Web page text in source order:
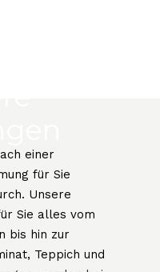
einer
für Sie
Unsere
Sie alles vom
bis hin zur
Teppich und